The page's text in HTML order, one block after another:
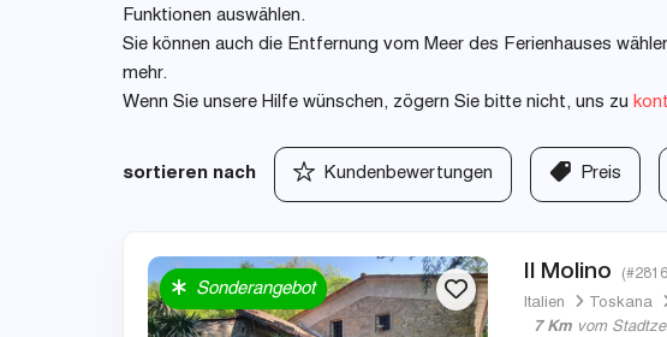
Funktionen auswählen.
Sie können auch die Entfernung vom Meer des Ferienhauses
mehr.
Wenn Sie unsere Hilfe wünschen, zögern Sie bitte nicht, uns zu
sortieren nach Kundenbewertungen Preis
Sonderangebot
Il Molino
Italien Toskana
7 Km vom